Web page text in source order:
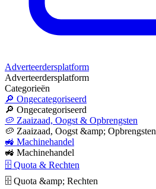
Adverteerdersplatform
Adverteerdersplatform
Categorieën
🔎 Ongecategoriseerd
🔎 Ongecategoriseerd
🥔 Zaaizaad, Oogst & Opbrengsten
🥔 Zaaizaad, Oogst &amp; Opbrengsten
🚜 Machinehandel
🚜 Machinehandel
🗄 Quota & Rechten
🗄 Quota &amp; Rechten